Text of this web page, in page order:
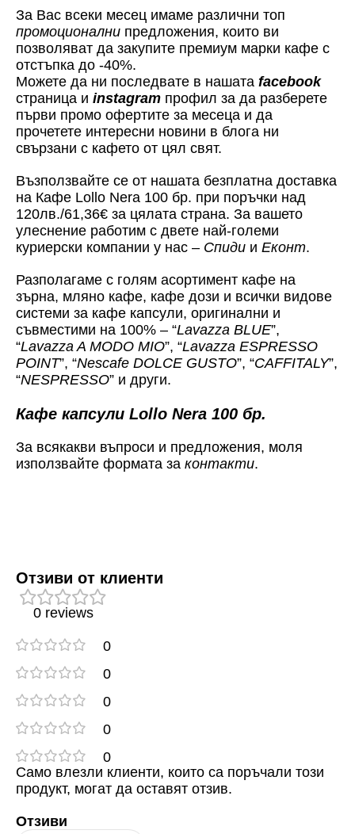
За Вас всеки месец имаме различни топ
промоционални предложения, които ви
позволяват да закупите премиум марки кафе с
отстъпка до -40%.
Можете да ни последвате в нашата facebook
страница и instagram профил за да разберете
първи промо офертите за месеца и да
прочетете интересни новини в блога ни
свързани с кафето от цял свят.
Възползвайте се от нашата безплатна доставка
на Кафе Lollo Nera 100 бр. при поръчки над
120лв./61,36€ за цялата страна. За вашето
улеснение работим с двете най-големи
куриерски компании у нас – Спиди и Еконт.
Разполагаме с голям асортимент кафе на
зърна, мляно кафе, кафе дози и всички видове
системи за кафе капсули, оригинални и
съвместими на 100% – “Lavazza BLUE”,
“Lavazza A MODO MIO”, “Lavazza ESPRESSO
POINT”, “Nescafe DOLCE GUSTO”, “CAFFITALY”,
“NESPRESSO” и други.
Кафе капсули Lollo Nera 100 бр.
За всякакви въпроси и предложения, моля
използвайте формата за контакти.
Отзиви от клиенти
0 reviews
0
0
0
0
0
Отзиви
Само влезли клиенти, които са поръчали този
продукт, могат да оставят отзив.